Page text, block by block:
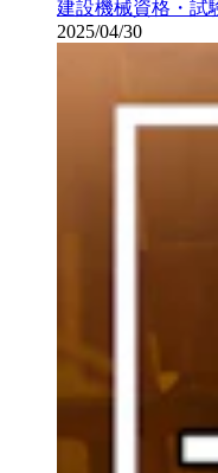
建設機械資格・試
2025/04/30